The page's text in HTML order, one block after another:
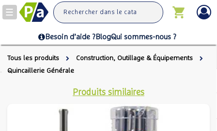
Toggle
navigation
Besoin d’aide ?BlogQui sommes-nous ?
Tous les produits
Construction, Outillage & Équipements
Quincaillerie Générale
Produits similaires